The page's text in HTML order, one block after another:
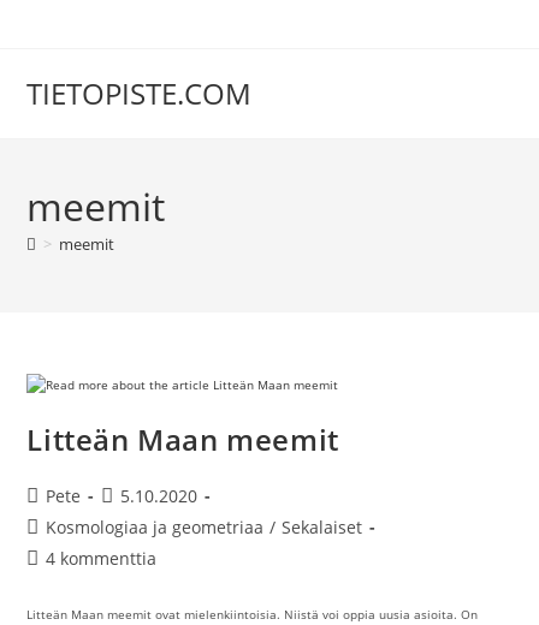
TIETOPISTE.COM
meemit
> meemit
Litteän Maan meemit
Artikkelin
kirjoittaja:
Pete
Artikkeli
julkaistu:
5.10.2020
Artikkelin
kategoria:
Kosmologiaa ja geometriaa / Sekalaiset
Artikkelin
4 kommenttia
Litteän Maan meemit ovat mielenkiintoisia. Niistä voi oppia uusia asioita. On